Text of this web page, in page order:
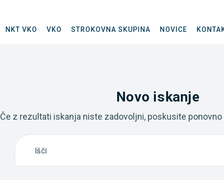
NKT VKO VKO STROKOVNA SKUPINA NOVICE
Novo iskanje
Če z rezultati iskanja niste zadovoljni, poskusite